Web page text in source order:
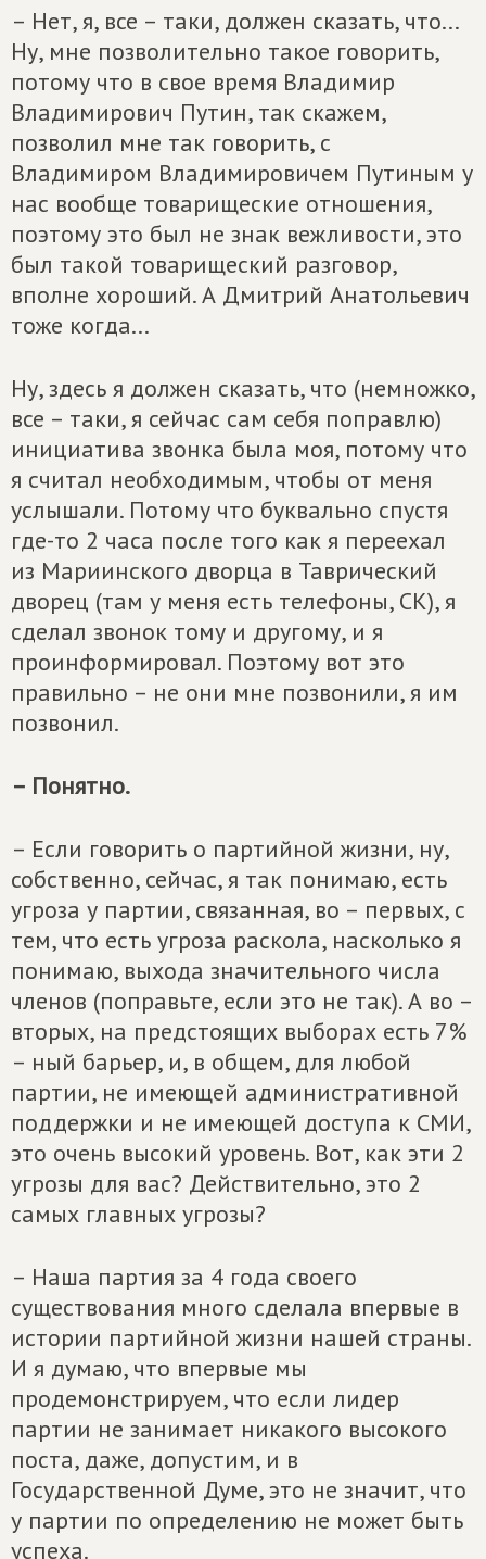
– Нет, я, все – таки, должен сказать, что...
Ну, мне позволительно такое говорить,
потому что в свое время Владимир
Владимирович Путин, так скажем,
позволил мне так говорить, с
Владимиром Владимировичем Путиным у
нас вообще товарищеские отношения,
поэтому это был не знак вежливости, это
был такой товарищеский разговор,
вполне хороший. А Дмитрий Анатольевич
тоже когда...
Ну, здесь я должен сказать, что (немножко,
все – таки, я сейчас сам себя поправлю)
инициатива звонка была моя, потому что
я считал необходимым, чтобы от меня
услышали. Потому что буквально спустя
где-то 2 часа после того как я переехал
из Мариинского дворца в Таврический
дворец (там у меня есть телефоны, СК), я
сделал звонок тому и другому, и я
проинформировал. Поэтому вот это
правильно – не они мне позвонили, я им
позвонил.
– Понятно.
– Если говорить о партийной жизни, ну,
собственно, сейчас, я так понимаю, есть
угроза у партии, связанная, во – первых, с
тем, что есть угроза раскола, насколько я
понимаю, выхода значительного числа
членов (поправьте, если это не так). А во –
вторых, на предстоящих выборах есть 7%
– ный барьер, и, в общем, для любой
партии, не имеющей административной
поддержки и не имеющей доступа к СМИ,
это очень высокий уровень. Вот, как эти 2
угрозы для вас? Действительно, это 2
самых главных угрозы?
– Наша партия за 4 года своего
существования много сделала впервые в
истории партийной жизни нашей страны.
И я думаю, что впервые мы
продемонстрируем, что если лидер
партии не занимает никакого высокого
поста, даже, допустим, и в
Государственной Думе, это не значит, что
у партии по определению не может быть
успеха.